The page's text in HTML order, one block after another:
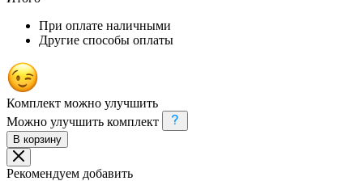
При оплате наличными
Другие способы оплаты
Комплект можно улучшить
Можно улучшить комплект
В корзину
Рекомендуем добавить